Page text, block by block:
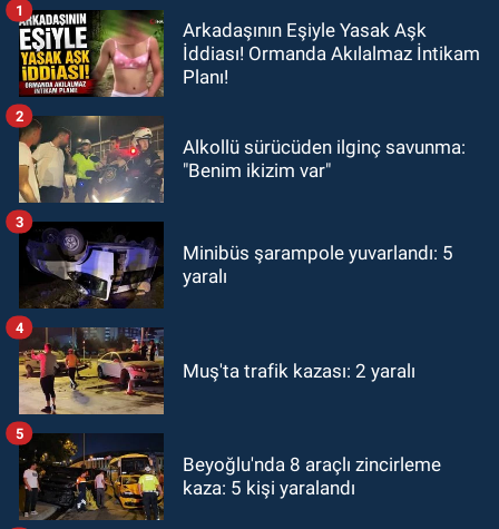
Arkadaşının Eşiyle Yasak Aşk
İddiası! Ormanda Akılalmaz İntikam
Planı!
1
Alkollü sürücüden ilginç savunma:
"Benim ikizim var"
2
Minibüs şarampole yuvarlandı: 5
yaralı
3
Muş'ta trafik kazası: 2 yaralı
4
Beyoğlu'nda 8 araçlı zincirleme
kaza: 5 kişi yaralandı
5